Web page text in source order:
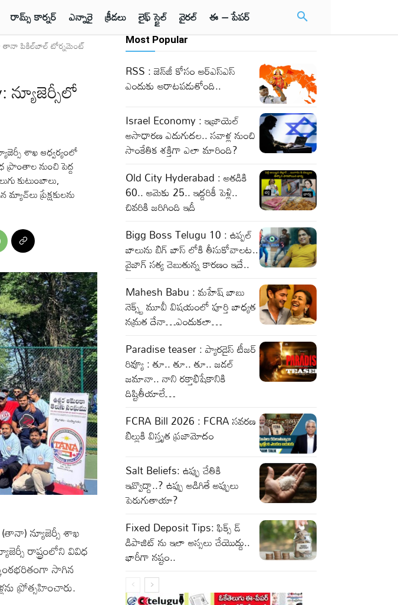
రామ్స్ కార్నర్ ఎన్నారై క్రీడలు లైఫ్ స్టైల్ వైరల్ ఈ – పేపర్
తానా పికిల్‌బాల్ టోర్నమెంట్
న్యూజెర్సీలో
శాఖ ఆధ్వర్యంలో
నుంచి పెద్ద
కుటుంబాలు,
ప్రేక్షకులను
(తానా) న్యూజెర్సీ శాఖ
రాష్ట్రంలోని వివిధ
సాగిన
ప్రోత్సహించారు.
Most Popular
RSS : జెన్‌జీ కోసం ఆర్‌ఎస్‌ఎస్‌
ఎందుకు ఆరాటపడుతోంది..
Israel Economy : ఇజ్రాయెల్‌
అసాధారణ ఎదుగుదల.. సవాళ్ల నుంచి
సాంకేతిక శక్తిగా ఎలా మారింది?
Old City Hyderabad : అతడికి
60.. ఆమెకు 25.. ఇద్దరికీ పెళ్లి..
చివరికి జరిగింది ఇదీ
Bigg Boss Telugu 10 : ఉప్పల్
బాలును బిగ్ బాస్ లోకి తీసుకోవాలట..
వైజాగ్ సత్య చెబుతున్న కారణం ఇదే..
Mahesh Babu : మహేష్ బాబు
నెక్స్ట్ మూవీ విషయంలో పూర్తి బాధ్యత
నమ్రత దేనా…ఎందుకలా…
Paradise teaser : ప్యారడైస్ టీజర్
రివ్యూ : తూ.. తూ.. తూ.. జడల్
జమానా.. నాని రక్తాభిషేకానికి
దిష్టితీయాలే…
FCRA Bill 2026 : FCRA సవరణ
బిల్లుకి విస్తృత ప్రజామోదం
Salt Beliefs: ఉప్పు చేతికి
ఇవ్వొద్దా..? ఉప్పు అడిగితే అప్పులు
పెరుగుతాయా?
Fixed Deposit Tips: ఫిక్స్ డ్
డిపాజిట్ ను ఇలా అస్సలు చేయొద్దు..
భారీగా నష్టం..